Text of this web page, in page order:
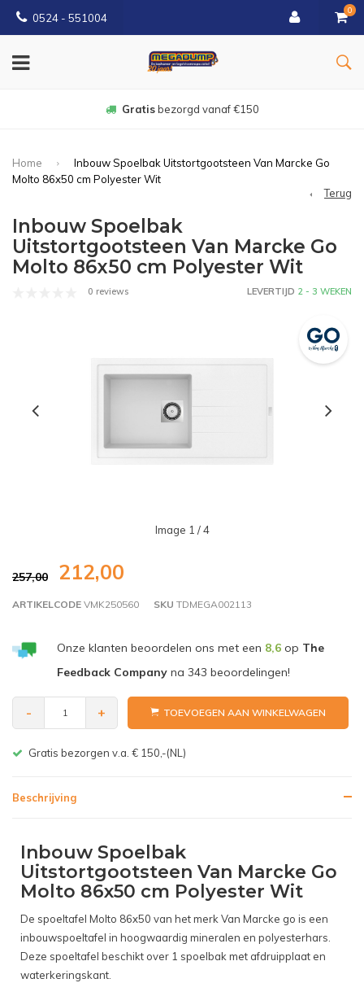
0524 - 551004
0
Gratisbezorgd vanaf €150
Home
Inbouw Spoelbak Uitstortgootsteen Van Marcke Go
Molto 86x50 cm Polyester Wit
Terug
Inbouw Spoelbak
Uitstortgootsteen Van Marcke Go
Molto 86x50 cm Polyester Wit
0 reviews LEVERTIJD 2 - 3 WEKEN
Image 1 / 4
257,00 212,00
ARTIKELCODE VMK250560 SKU TDMEGA002113
Onze klanten beoordelen ons met een 8,6op The
Feedback Companyna 343 beoordelingen!
- + TOEVOEGEN AAN WINKELWAGEN
Gratis bezorgen v.a. € 150,-(NL)
Beschrijving
Inbouw Spoelbak
Uitstortgootsteen Van Marcke Go
Molto 86x50 cm Polyester Wit
De spoeltafel Molto 86x50 van het merk Van Marcke go is een
inbouwspoeltafel in hoogwaardig mineralen en polyesterhars.
Deze spoeltafel beschikt over 1 spoelbak met afdruipplaat en
waterkeringskant.